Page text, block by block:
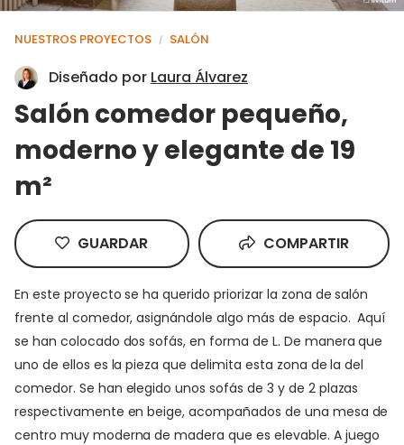
NUESTROS PROYECTOS / SALÓN
Diseñado por Laura Álvarez
Salón comedor pequeño,
moderno y elegante de 19
m²
GUARDAR COMPARTIR
En este proyecto se ha querido priorizar la zona de salón
frente al comedor, asignándole algo más de espacio. Aquí
se han colocado dos sofás, en forma de L. De manera que
uno de ellos es la pieza que delimita esta zona de la del
comedor. Se han elegido unos sofás de 3 y de 2 plazas
respectivamente en beige, acompañados de una mesa de
centro muy moderna de madera que es elevable. A juego